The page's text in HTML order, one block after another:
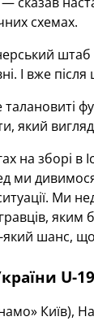
схемах.
І вже
який
зборі в
дивимося
Ми
шанс,
U-19
Київ),